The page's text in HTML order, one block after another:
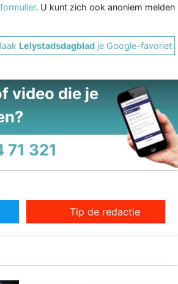
. U kunt zich ook anoniem melden
Lelystadsdagblad je Google-favoriet
video die je
71 321
Tip de redactie